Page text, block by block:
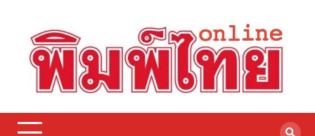
content